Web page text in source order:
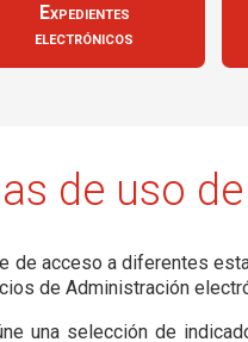
Expedientes
electrónicos
de uso
de acceso a diferentes
de Administración
una selección de